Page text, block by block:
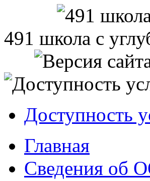
491 школа с
Доступность
Главная
Сведения об